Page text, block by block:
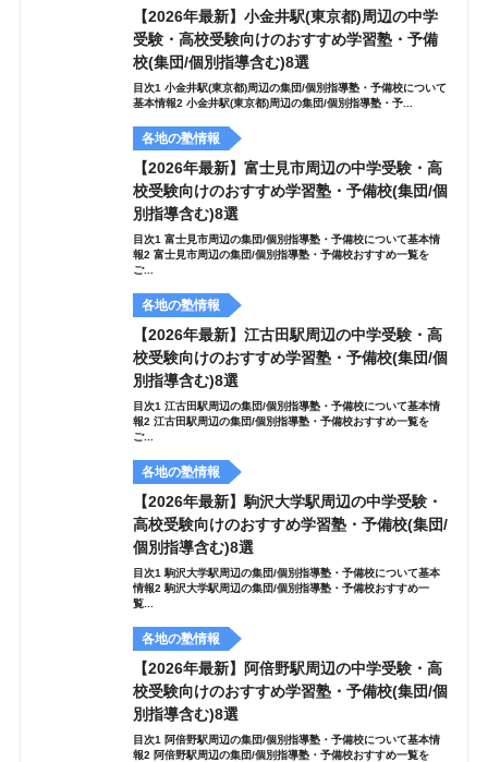
【2026年最新】小金井駅(東京都)周辺の中学
受験・高校受験向けのおすすめ学習塾・予備
校(集団/個別指導含む)8選
目次1 小金井駅(東京都)周辺の集団/個別指導塾・予備校について
基本情報2 小金井駅(東京都)周辺の集団/個別指導塾・予...
各地の塾情報
【2026年最新】富士見市周辺の中学受験・高
校受験向けのおすすめ学習塾・予備校(集団/個
別指導含む)8選
目次1 富士見市周辺の集団/個別指導塾・予備校について基本情
報2 富士見市周辺の集団/個別指導塾・予備校おすすめ一覧を
ご...
各地の塾情報
【2026年最新】江古田駅周辺の中学受験・高
校受験向けのおすすめ学習塾・予備校(集団/個
別指導含む)8選
目次1 江古田駅周辺の集団/個別指導塾・予備校について基本情
報2 江古田駅周辺の集団/個別指導塾・予備校おすすめ一覧を
ご...
各地の塾情報
【2026年最新】駒沢大学駅周辺の中学受験・
高校受験向けのおすすめ学習塾・予備校(集団/
個別指導含む)8選
目次1 駒沢大学駅周辺の集団/個別指導塾・予備校について基本
情報2 駒沢大学駅周辺の集団/個別指導塾・予備校おすすめ一
覧...
各地の塾情報
【2026年最新】阿倍野駅周辺の中学受験・高
校受験向けのおすすめ学習塾・予備校(集団/個
別指導含む)8選
目次1 阿倍野駅周辺の集団/個別指導塾・予備校について基本情
報2 阿倍野駅周辺の集団/個別指導塾・予備校おすすめ一覧を